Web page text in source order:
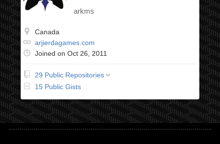
arkms
Canada
arjierdagames.com
Joined on Oct 26, 2011
29 Public Repositories
Android_GameLoop
arkms
arkms.github.io
ChromaPack
COMP229-FinalTeamProject-Group3
15 Public Gists